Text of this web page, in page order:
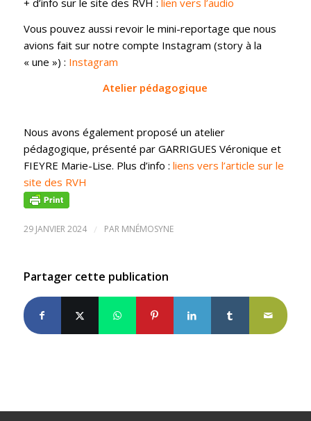
+ d’info sur le site des RVH : lien vers l’audio
Vous pouvez aussi revoir le mini-reportage que nous
avions fait sur notre compte Instagram (story à la
« une ») : Instagram
Atelier pédagogique
Nous avons également proposé un atelier
pédagogique, présenté par GARRIGUES Véronique et
FIEYRE Marie-Lise. Plus d’info : liens vers l’article sur le
site des RVH
29 JANVIER 2024 / PAR MNÉMOSYNE
Partager cette publication